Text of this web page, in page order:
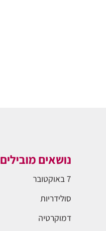
נושאים מובילים
7 באוקטובר
סולידריות
דמוקרטיה